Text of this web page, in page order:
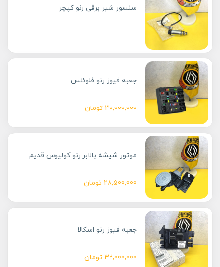
سنسور شیر برقی رنو کپچر
جعبه فیوز رنو فلوئنس
30,000,000 تومان
موتور شیشه بالابر رنو کولیوس قدیم
28,500,000 تومان
جعبه فیوز رنو اسکالا
32,000,000 تومان